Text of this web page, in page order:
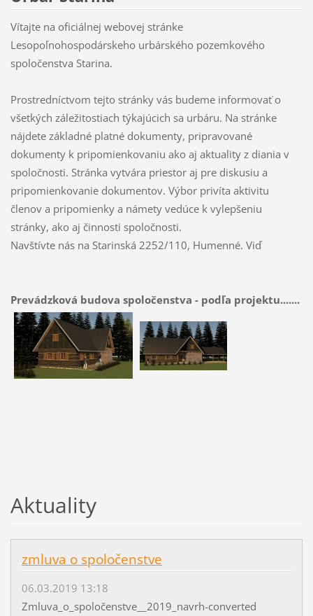
Vítajte na oficiálnej webovej stránke
Lesopoľnohospodárskeho urbárského pozemkového
spoločenstva Starina.
Prostredníctvom tejto stránky vás budeme informovať o
všetkých záležitostiach týkajúcich sa urbáru. Na stránke
nájdete základné platné dokumenty, pripravované
dokumenty k pripomienkovaniu ako aj aktuality z diania v
spoločnosti. Stránka vytvára priestor aj pre diskusiu a
pripomienkovanie dokumentov. Výbor privíta aktivitu
členov a pripomienky a námety vedúce k vylepšeniu
stránky, ako aj činnosti spoločnosti.
Navštívte nás na Starinská 2252/110, Humenné. Viď
Prevádzková budova spoločenstva - podľa projektu.......
Aktuality
zmluva o spoločenstve
06.03.2019 13:18
Zmluva_o_spoločenstve__2019_navrh-converted